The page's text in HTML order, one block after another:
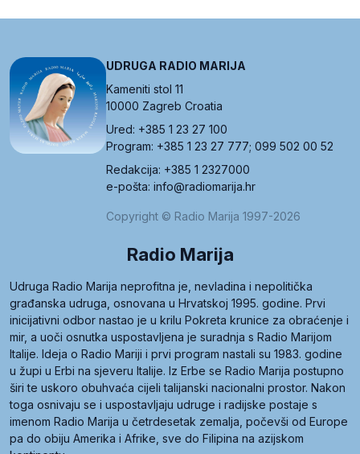
UDRUGA RADIO MARIJA
Kameniti stol 11
10000 Zagreb Croatia
Ured: +385 1 23 27 100
Program: +385 1 23 27 777; 099 502 00 52
Redakcija: +385 1 2327000
e-pošta: info@radiomarija.hr
Copyright © Radio Marija 1997-2026
Radio Marija
Udruga Radio Marija neprofitna je, nevladina i nepolitička
građanska udruga, osnovana u Hrvatskoj 1995. godine. Prvi
inicijativni odbor nastao je u krilu Pokreta krunice za obraćenje i
mir, a uoči osnutka uspostavljena je suradnja s Radio Marijom
Italije. Ideja o Radio Mariji i prvi program nastali su 1983. godine
u župi u Erbi na sjeveru Italije. Iz Erbe se Radio Marija postupno
širi te uskoro obuhvaća cijeli talijanski nacionalni prostor. Nakon
toga osnivaju se i uspostavljaju udruge i radijske postaje s
imenom Radio Marija u četrdesetak zemalja, počevši od Europe
pa do obiju Amerika i Afrike, sve do Filipina na azijskom